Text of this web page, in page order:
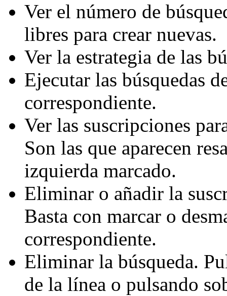
Ver el número de
libres para crear nuevas.
Ver la estrategia de las
Ejecutar las búsquedas
correspondiente.
Ver las suscripciones
Son las que aparecen
izquierda marcado.
Eliminar o añadir la
Basta con marcar o
correspondiente.
Eliminar la búsqueda.
de la línea o pulsando